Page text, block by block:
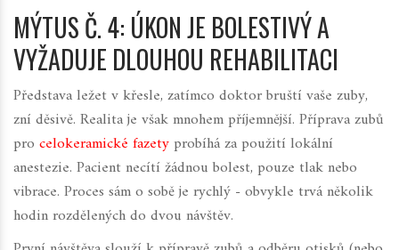
MÝTUS Č. 4: ÚKON JE BOLESTIVÝ A
VYŽADUJE DLOUHOU REHABILITACI
Představa ležet v křesle, zatímco doktor bruští vaše zuby,
zní děsivě. Realita je však mnohem příjemnější. Příprava zubů
pro celokeramické fazetyprobíhá za použití lokální
anestezie. Pacient necítí žádnou bolest, pouze tlak nebo
vibrace. Proces sám o sobě je rychlý - obvykle trvá několik
hodin rozdělených do dvou návštěv.